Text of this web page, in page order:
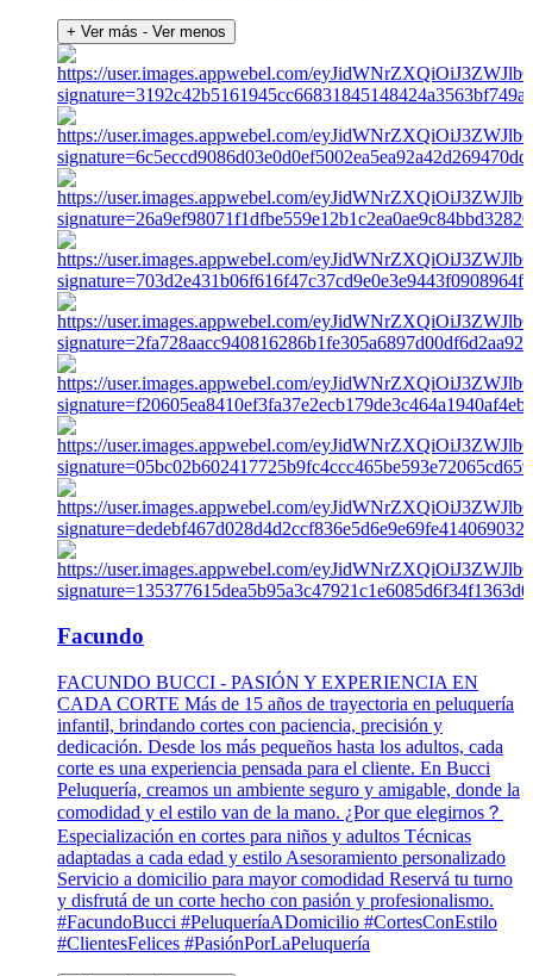
+ Ver más - Ver menos
Facundo
FACUNDO BUCCI - PASIÓN Y EXPERIENCIA EN
CADA CORTE Más de 15 años de trayectoria en peluquería
infantil, brindando cortes con paciencia, precisión y
dedicación. Desde los más pequeños hasta los adultos, cada
corte es una experiencia pensada para el cliente. En Bucci
Peluquería, creamos un ambiente seguro y amigable, donde la
comodidad y el estilo van de la mano. ¿Por que elegirnos？
Especialización en cortes para niños y adultos Técnicas
adaptadas a cada edad y estilo Asesoramiento personalizado
Servicio a domicilio para mayor comodidad Reservá tu turno
y disfrutá de un corte hecho con pasión y profesionalismo.
#FacundoBucci #PeluqueríaADomicilio #CortesConEstilo
#ClientesFelices #PasiónPorLaPeluquería